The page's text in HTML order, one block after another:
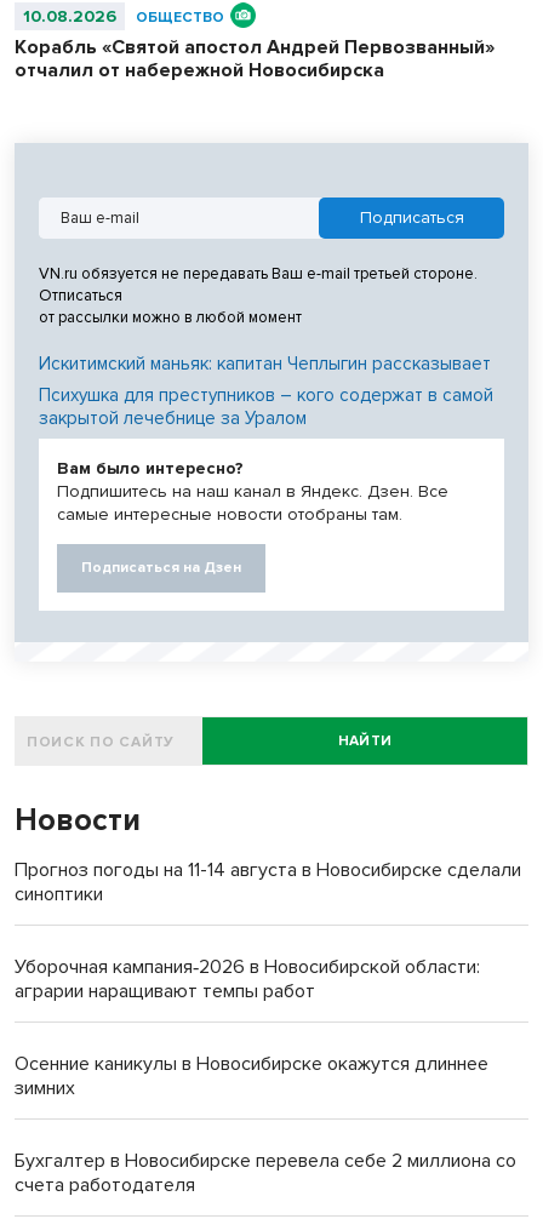
10.08.2026 ОБЩЕСТВО
Корабль «Святой апостол Андрей Первозванный»
отчалил от набережной Новосибирска
VN.ru обязуется не передавать Ваш e-mail третьей стороне.
Отписаться
от рассылки можно в любой момент
Искитимский маньяк: капитан Чеплыгин рассказывает
Психушка для преступников – кого содержат в самой
закрытой лечебнице за Уралом
Вам было интересно?
Подпишитесь на наш канал в Яндекс. Дзен. Все
самые интересные новости отобраны там.
Подписаться на Дзен
НАЙТИ
Новости
Прогноз погоды на 11-14 августа в Новосибирске сделали
синоптики
Уборочная кампания‑2026 в Новосибирской области:
аграрии наращивают темпы работ
Осенние каникулы в Новосибирске окажутся длиннее
зимних
Бухгалтер в Новосибирске перевела себе 2 миллиона со
счета работодателя